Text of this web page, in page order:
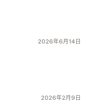
2026年6月14日
2026年2月9日